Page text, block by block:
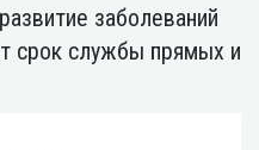
заболеваний
срок службы прямых и